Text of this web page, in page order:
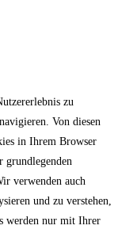
zu
Von diesen
in Ihrem Browser
grundlegenden
verwenden auch
und zu verstehen,
werden nur mit Ihrer